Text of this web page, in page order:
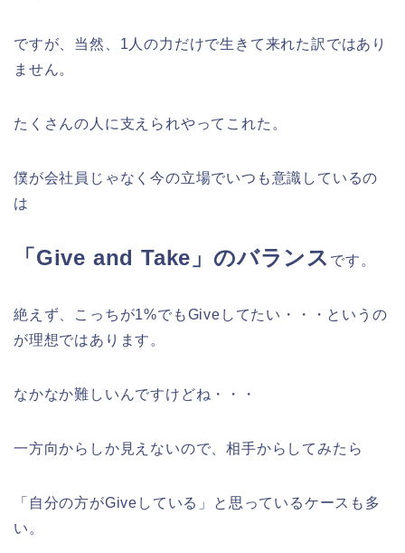
ですが、当然、1人の力だけで生きて来れた訳ではあり
ません。
たくさんの人に支えられやってこれた。
僕が会社員じゃなく今の立場でいつも意識しているの
は
「Give and Take」のバランス です。
絶えず、こっちが1%でもGiveしてたい・・・というの
が理想ではあります。
なかなか難しいんですけどね・・・
一方向からしか見えないので、相手からしてみたら
「自分の方がGiveしている」と思っているケースも多
い。